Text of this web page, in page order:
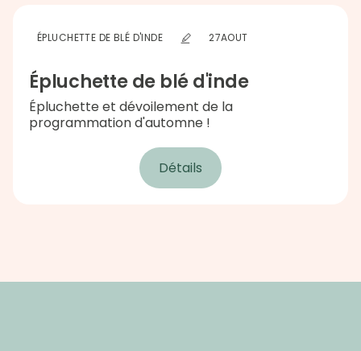
ÉPLUCHETTE DE BLÉ D'INDE 27AOUT
Épluchette de blé d'inde
Épluchette et dévoilement de la
programmation d'automne !
Détails